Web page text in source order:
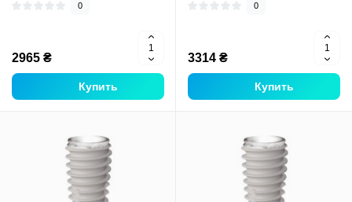
0
2965 ₴
Купить
0
3314 ₴
Купить